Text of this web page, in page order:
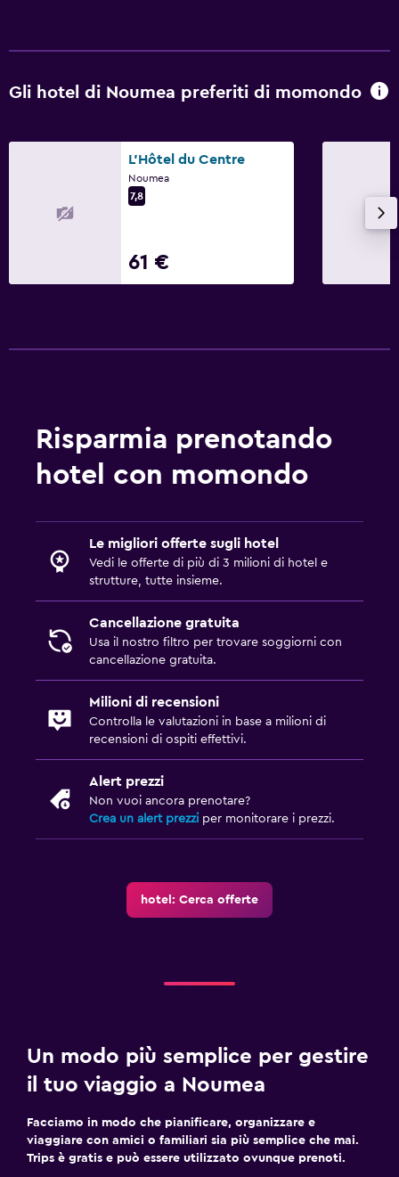
Gli hotel di Noumea preferiti di momondo
L'Hôtel du Centre
Noumea
7,8
61 €
Risparmia prenotando
hotel con momondo
Le migliori offerte sugli hotel
Vedi le offerte di più di 3 milioni di hotel e
strutture, tutte insieme.
Cancellazione gratuita
Usa il nostro filtro per trovare soggiorni con
cancellazione gratuita.
Milioni di recensioni
Controlla le valutazioni in base a milioni di
recensioni di ospiti effettivi.
Alert prezzi
Non vuoi ancora prenotare?
Crea un alert prezzi per monitorare i prezzi.
hotel: Cerca offerte
Un modo più semplice per gestire
il tuo viaggio a Noumea
Facciamo in modo che pianificare, organizzare e
viaggiare con amici o familiari sia più semplice che mai.
Trips è gratis e può essere utilizzato ovunque prenoti.